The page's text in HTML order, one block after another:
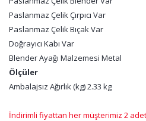
Paslanmaz Çelik Çırpıcı Var
Paslanmaz Çelik Bıçak Var
Doğrayıcı Kabı Var
Blender Ayağı Malzemesi Metal
Ölçüler
Ambalajsız Ağırlık (kg) 2.33 kg
İndirimli fiyattan her müşterimiz 2 adet